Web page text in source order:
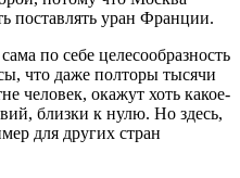
поставлять уран Франции.
по себе целесообразность
что даже полторы тысячи
человек, окажут хоть какое-
близки к нулю. Но здесь,
для других стран